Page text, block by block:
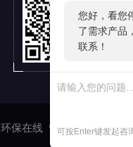
您好，看您
了需求产品
联系！
可按Enter键发起咨
环保在线 管理登陆